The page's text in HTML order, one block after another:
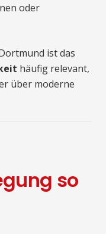
oder
ist das
häufig relevant,
über moderne
so